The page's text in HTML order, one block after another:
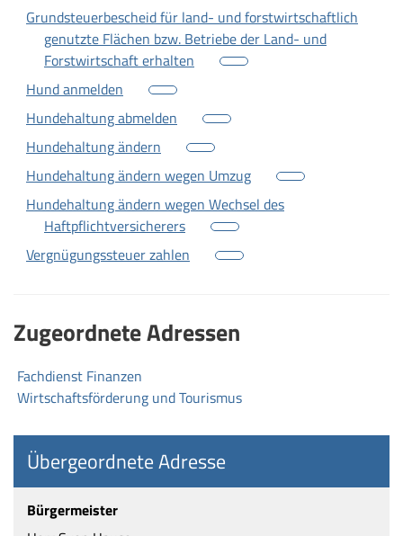
Grundsteuerbescheid für land- und forstwirtschaftlich
genutzte Flächen bzw. Betriebe der Land- und
Forstwirtschaft erhalten
Hund anmelden
Hundehaltung abmelden
Hundehaltung ändern
Hundehaltung ändern wegen Umzug
Hundehaltung ändern wegen Wechsel des
Haftpflichtversicherers
Vergnügungssteuer zahlen
Zugeordnete Adressen
Fachdienst Finanzen
Wirtschaftsförderung und Tourismus
Übergeordnete Adresse
Bürgermeister